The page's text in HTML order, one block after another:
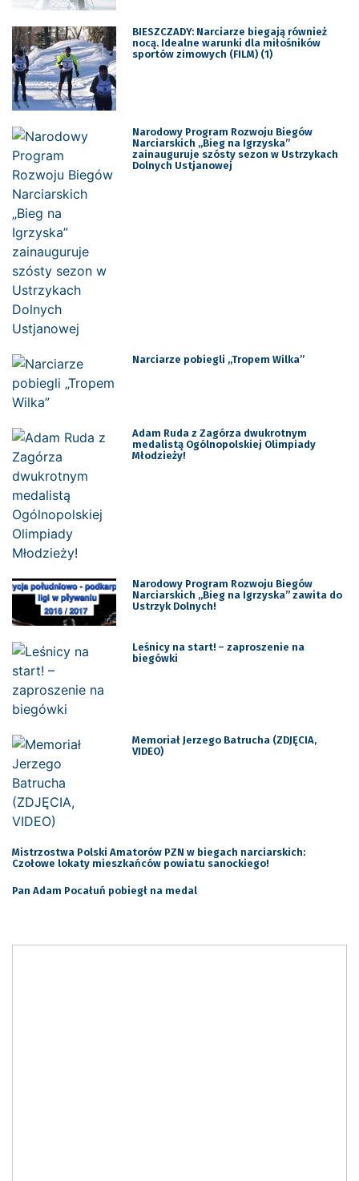
BIESZCZADY: Narciarze biegają również
nocą. Idealne warunki dla miłośników
sportów zimowych (FILM) (1)
Narodowy Program Rozwoju Biegów
Narciarskich „Bieg na Igrzyska”
zainauguruje szósty sezon w Ustrzykach
Dolnych Ustjanowej
Narciarze pobiegli „Tropem Wilka”
Adam Ruda z Zagórza dwukrotnym
medalistą Ogólnopolskiej Olimpiady
Młodzieży!
Narodowy Program Rozwoju Biegów
Narciarskich „Bieg na Igrzyska” zawita do
Ustrzyk Dolnych!
Leśnicy na start! – zaproszenie na
biegówki
Memoriał Jerzego Batrucha (ZDJĘCIA,
VIDEO)
Mistrzostwa Polski Amatorów PZN w biegach narciarskich:
Czołowe lokaty mieszkańców powiatu sanockiego!
Pan Adam Pocałuń pobiegł na medal